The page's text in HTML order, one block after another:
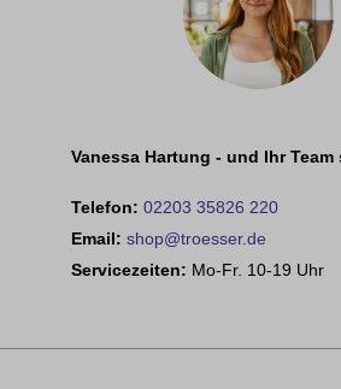
Vanessa Hartung - und Ihr
Telefon: 02203 35826 220
Email: shop@troesser.de
Servicezeiten: Mo-Fr. 10-19 Uhr